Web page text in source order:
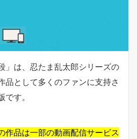
」は、忍たま乱太郎シリーズの
品として多くのファンに支持さ
す。
作品は一部の動画配信サービス